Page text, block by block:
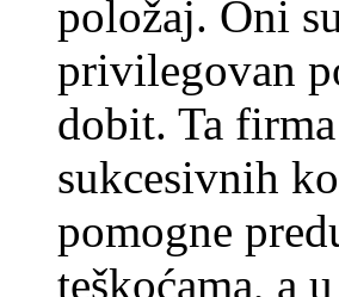
položaj. Oni
privilegovan
dobit. Ta
sukcesivnih
pomogne
teškoćama, a